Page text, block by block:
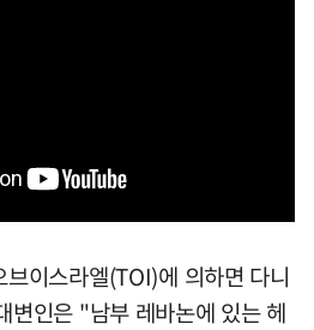
이스라엘(TOI)에 의하면 다니
변인은 "남부 레바논에 있는 헤